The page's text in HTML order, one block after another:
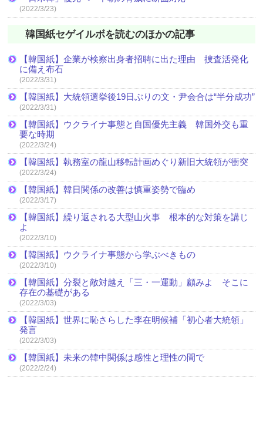
(2022/3/23)
韓国紙セゲイルボを読むのほかの記事
【韓国紙】企業が検察出身者招聘に出た理由 捜査活発化
に備え布石
(2022/3/31)
【韓国紙】大統領選挙後19日ぶりの文・尹会合は“半分成功”
(2022/3/31)
【韓国紙】ウクライナ事態と自国優先主義 韓国外交も重
要な時期
(2022/3/24)
【韓国紙】執務室の龍山移転計画めぐり新旧大統領が衝突
(2022/3/24)
【韓国紙】韓日関係の改善は慎重姿勢で臨め
(2022/3/17)
【韓国紙】繰り返される大型山火事 根本的な対策を講じ
よ
(2022/3/10)
【韓国紙】ウクライナ事態から学ぶべきもの
(2022/3/10)
【韓国紙】分裂と敵対越え「三・一運動」顧みよ そこに
存在の基礎がある
(2022/3/03)
【韓国紙】世界に恥さらした李在明候補「初心者大統領」
発言
(2022/3/03)
【韓国紙】未来の韓中関係は感性と理性の間で
(2022/2/24)